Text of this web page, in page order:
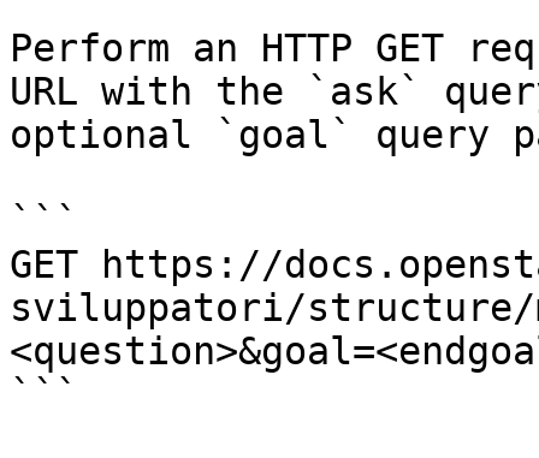
Perform an HTTP GET
URL with the `ask`
optional `goal` query
```
GET https://
sviluppatori/structure/
```